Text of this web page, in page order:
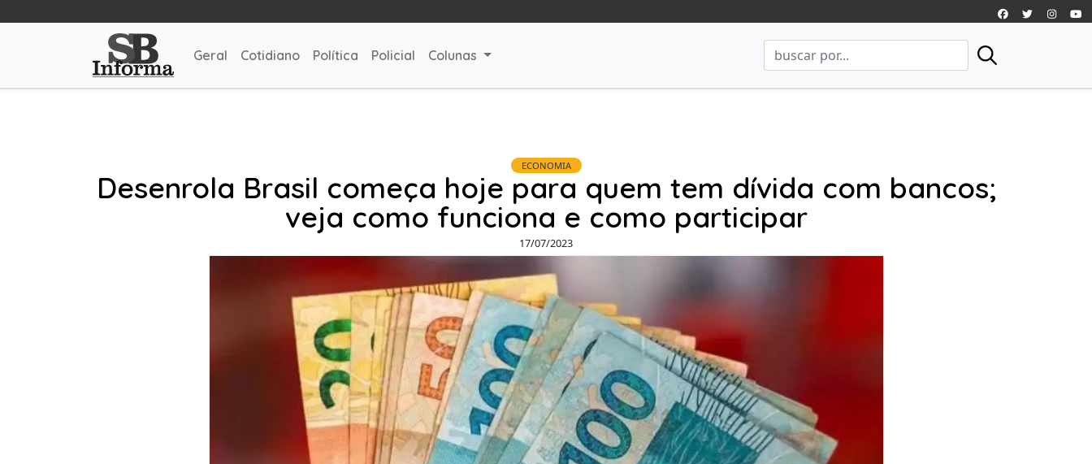
Geral Cotidiano Política Policial Colunas
ECONOMIA
Desenrola Brasil começa hoje para quem tem dívida com bancos;
veja como funciona e como participar
17/07/2023